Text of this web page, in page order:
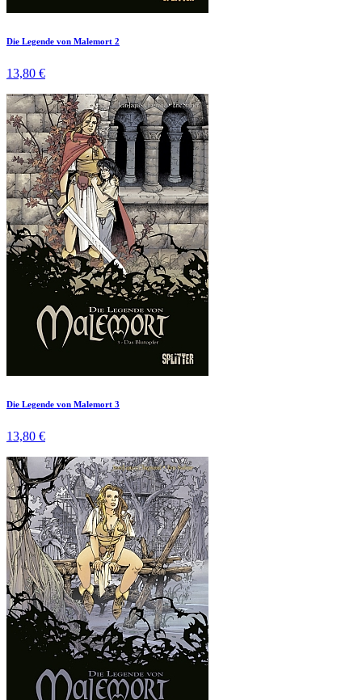
Die Legende von Malemort 2
13,80 €
Die Legende von Malemort 3
13,80 €